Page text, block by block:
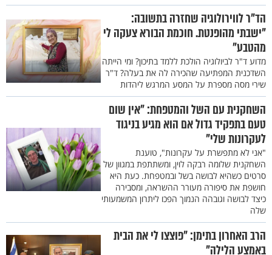
הד"ר לווירולוגיה שחזרה בתשובה:
"ישבתי מהופנטת. חוכמת הבורא צעקה לי
מהטבע"
מדוע ד"ר לביולוגיה הולכת ללמד בתיכון? ומי הייתה
השדכנית המפתיעה שהכירה לה את בעלה? ד"ר
שירי מסה מספרת על המסע המרגש ליהדות
השחקנית עם השל והמטפחת: "אין שום
טעם בתפקיד גדול אם הוא מגיע בניגוד
לעקרונות שלי"
"אני לא מתפשרת על עקרונות", טוענת
השחקנית שלומה רבקה לוין, ומשתתפת במגוון של
סרטים כשהיא לבושה בשל ובמטפחת. כעת היא
חושפת את סיפורה מעורר ההשראה, ומסבירה
כיצד לבושה וגובהה הנמוך הפכו ליתרון המשמעותי
שלה
הרב האחרון בתימן: "פוצצו לי את הבית
באמצע הלילה"